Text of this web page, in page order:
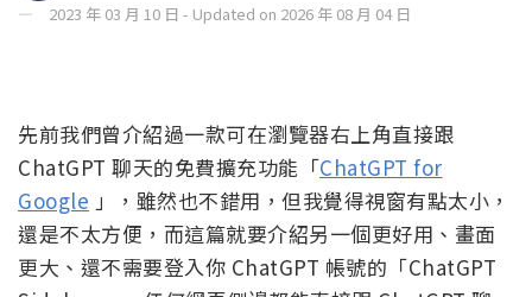
2023 年 03 月 10 日 - Updated on 2026 年 08 月 04 日
先前我們曾介紹過一款可在瀏覽器右上角直接跟
ChatGPT 聊天的免費擴充功能「ChatGPT for
Google 」，雖然也不錯用，但我覺得視窗有點太小，
還是不太方便，而這篇就要介紹另一個更好用、畫面
更大、還不需要登入你 ChatGPT 帳號的「ChatGPT